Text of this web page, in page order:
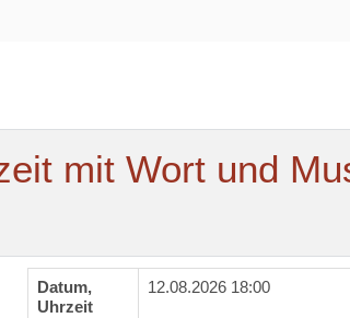
mit Wort und
Datum,
Uhrzeit
12.08.2026 18:00